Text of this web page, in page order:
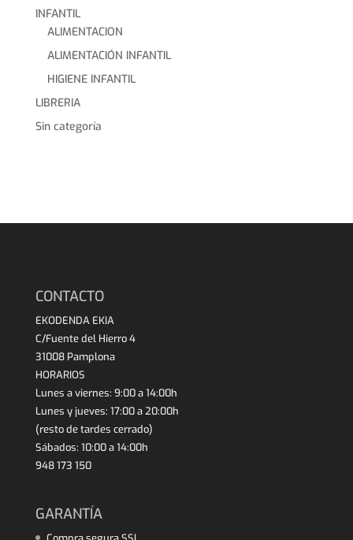
INFANTIL
ALIMENTACION
ALIMENTACIÓN INFANTIL
HIGIENE INFANTIL
LIBRERIA
Sin categoría
CONTACTO
EKODENDA EKIA
C/Fuente del Hierro 4
31008 Pamplona
HORARIOS
Lunes a viernes: 9:00 a 14:00h
Lunes y jueves: 17:00 a 20:00h
(resto de tardes cerrado)
Sábados: 10:00 a 14:00h
948 173 150
GARANTÍA